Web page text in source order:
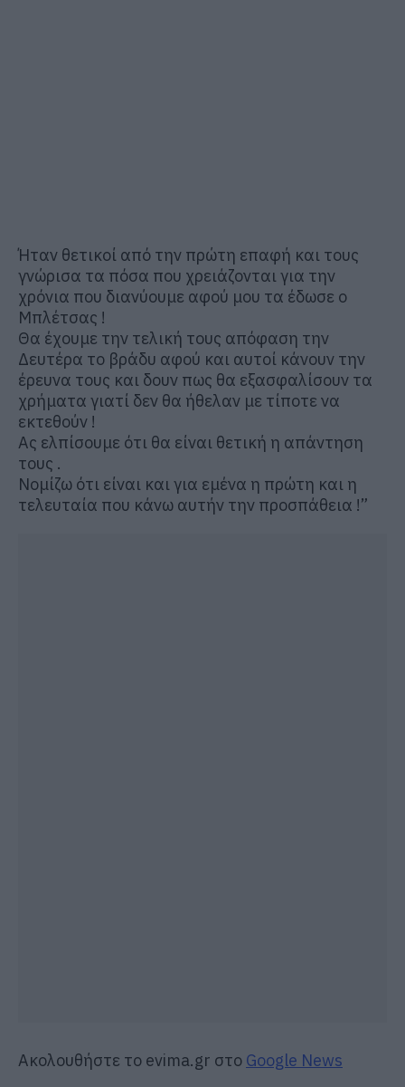
Ήταν θετικοί από την πρώτη επαφή και τους
γνώρισα τα πόσα που χρειάζονται για την
χρόνια που διανύουμε αφού μου τα έδωσε ο
Μπλέτσας !
Θα έχουμε την τελική τους απόφαση την
Δευτέρα το βράδυ αφού και αυτοί κάνουν την
έρευνα τους και δουν πως θα εξασφαλίσουν τα
χρήματα γιατί δεν θα ήθελαν με τίποτε να
εκτεθούν !
Ας ελπίσουμε ότι θα είναι θετική η απάντηση
τους .
Νομίζω ότι είναι και για εμένα η πρώτη και η
τελευταία που κάνω αυτήν την προσπάθεια !”
Ακολουθήστε το evima.gr στο Google News